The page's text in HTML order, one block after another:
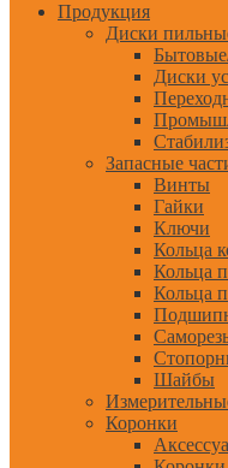
Продукция
Диски
Диски
Запасные
Винты
Гайки
Ключи
Кольца
Кольца
Кольца
Шайбы
Коронки